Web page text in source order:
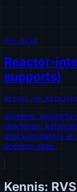
AVX-0210
Reactor-
supports)
Draagt de
Screens, supports
reactoren:
mist eliminators
licensor-spec.
Kennis: